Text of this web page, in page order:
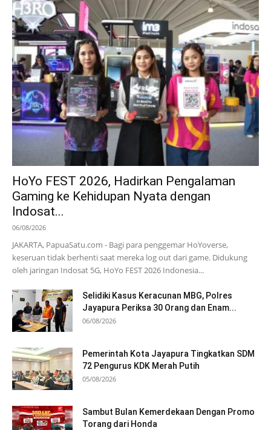
HoYo FEST 2026, Hadirkan Pengalaman
Gaming ke Kehidupan Nyata dengan
Indosat...
06/08/2026
JAKARTA, PapuaSatu.com - Bagi para penggemar HoYoverse,
keseruan tidak berhenti saat mereka log out dari game. Didukung
oleh jaringan Indosat 5G, HoYo FEST 2026 Indonesia...
Selidiki Kasus Keracunan MBG, Polres
Jayapura Periksa 30 Orang dan Enam...
06/08/2026
Pemerintah Kota Jayapura Tingkatkan SDM
72 Pengurus KDK Merah Putih
05/08/2026
Sambut Bulan Kemerdekaan Dengan Promo
Torang dari Honda